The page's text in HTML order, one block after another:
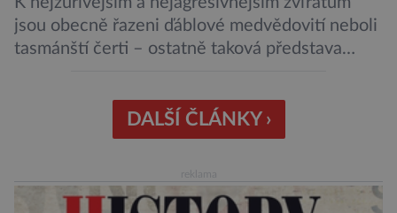
jsou obecně řazeni ďáblové medvědovití neboli
tasmánští čerti – ostatně taková představa
ostrově Tasmánie, si však takovou nálepku
vůbec nezaslouží. Fakticky se totiž spíše než o
plaché živočichy. Velikostně […]
DALŠÍ ČLÁNKY ›